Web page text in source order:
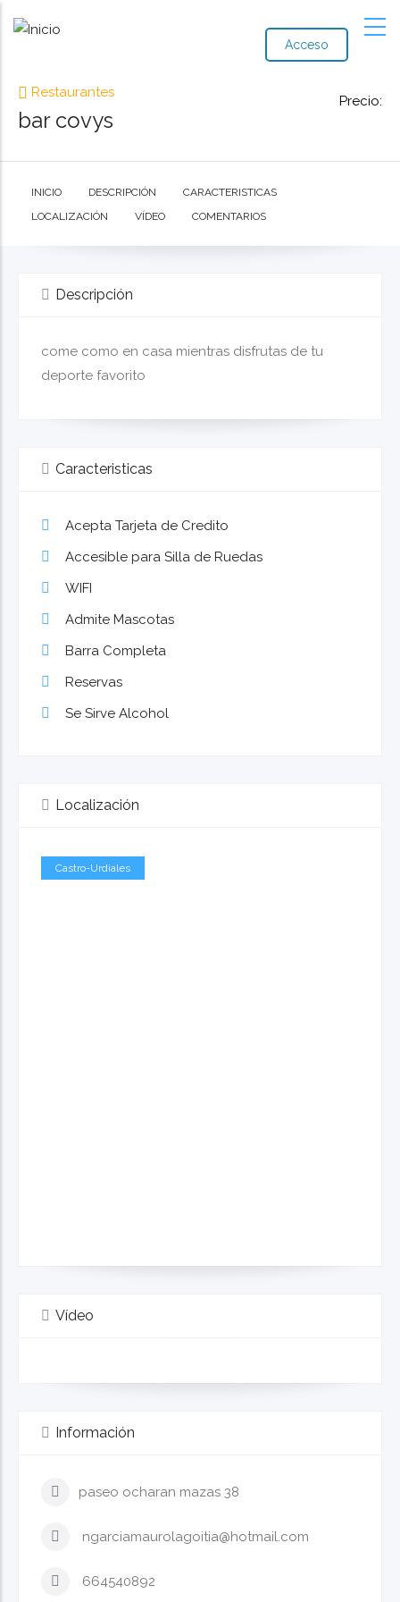
Acceso
Restaurantes
bar covys
Precio:
INICIO DESCRIPCIÓN
CARACTERISTICAS
LOCALIZACIÓN
VÍDEO COMENTARIOS
Descripción
come como en casa mientras disfrutas de tu
deporte favorito
Caracteristicas
Acepta Tarjeta de Credito
Accesible para Silla de Ruedas
WIFI
Admite Mascotas
Barra Completa
Reservas
Se Sirve Alcohol
Localización
Castro-Urdiales
Vídeo
Información
paseo ocharan mazas 38
ngarciamaurolagoitia@hotmail.com
664540892